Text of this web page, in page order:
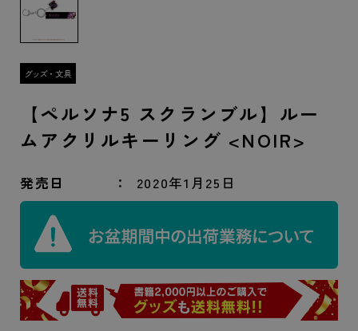
【ペルソナ5 スクランブル】ルー
ムアクリルキーリング <NOIR>
発売日 2020年1月25日